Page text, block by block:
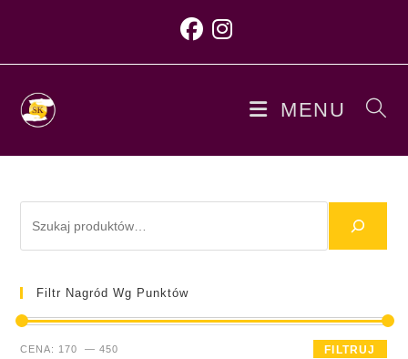
MENU
Filtr Nagród Wg Punktów
FILTRUJ
CENA: 170 —450